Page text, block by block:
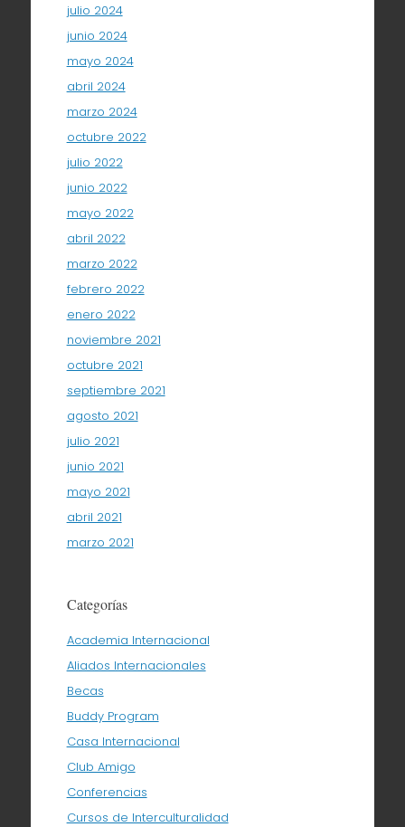
julio 2024
junio 2024
mayo 2024
abril 2024
marzo 2024
octubre 2022
julio 2022
junio 2022
mayo 2022
abril 2022
marzo 2022
febrero 2022
enero 2022
noviembre 2021
octubre 2021
septiembre 2021
agosto 2021
julio 2021
junio 2021
mayo 2021
abril 2021
marzo 2021
Categorías
Academia Internacional
Aliados Internacionales
Becas
Buddy Program
Casa Internacional
Club Amigo
Conferencias
Cursos de Interculturalidad